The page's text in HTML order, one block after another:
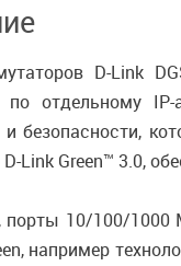
D-Link
по отдельному
и безопасности,
Link Green™ 3.0,
порты 10/100/1000
например